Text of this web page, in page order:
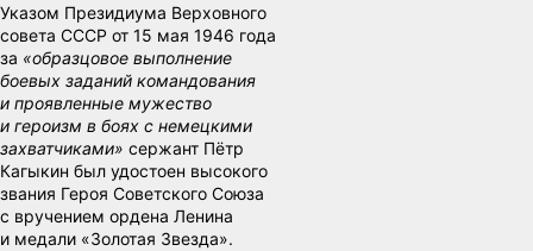
Указом Президиума Верховного
совета СССР от 15 мая 1946 года
за «образцовое выполнение
боевых заданий командования
и проявленные мужество
и героизм в боях с немецкими
захватчиками» сержант Пётр
Кагыкин был удостоен высокого
звания Героя Советского Союза
с вручением ордена Ленина
и медали «Золотая Звезда».